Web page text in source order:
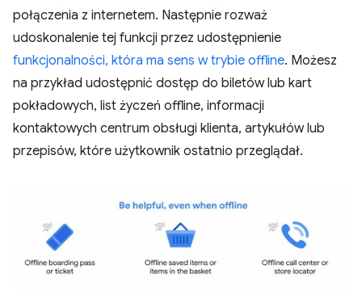
połączenia z internetem. Następnie rozważ
udoskonalenie tej funkcji przez udostępnienie
funkcjonalności, która ma sens w trybie offline. Możesz
na przykład udostępnić dostęp do biletów lub kart
pokładowych, list życzeń offline, informacji
kontaktowych centrum obsługi klienta, artykułów lub
przepisów, które użytkownik ostatnio przeglądał.